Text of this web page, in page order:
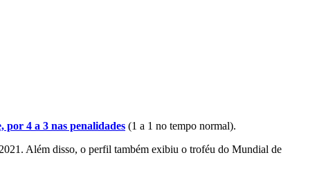
por 4 a 3 nas penalidades (1 a 1 no tempo normal).
Além disso, o perfil também exibiu o troféu do Mundial de